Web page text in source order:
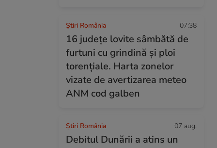
Știri România 07:38
16 județe lovite sâmbătă de
furtuni cu grindină și ploi
torențiale. Harta zonelor
vizate de avertizarea meteo
ANM cod galben
Știri România 07 aug.
Debitul Dunării a atins un